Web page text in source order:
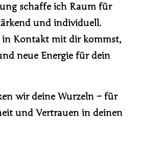
schaffe ich Raum
für
und
in Kontakt mit dir
neue Energie für
wir deine Wurzeln –
für
und Vertrauen in